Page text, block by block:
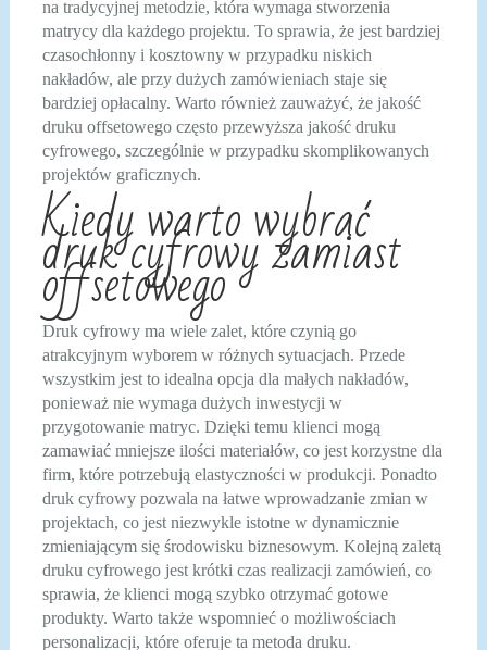
na tradycyjnej metodzie, która wymaga stworzenia
matrycy dla każdego projektu. To sprawia, że jest bardziej
czasochłonny i kosztowny w przypadku niskich
nakładów, ale przy dużych zamówieniach staje się
bardziej opłacalny. Warto również zauważyć, że jakość
druku offsetowego często przewyższa jakość druku
cyfrowego, szczególnie w przypadku skomplikowanych
projektów graficznych.
Kiedy warto wybrać
druk cyfrowy zamiast
offsetowego
Druk cyfrowy ma wiele zalet, które czynią go
atrakcyjnym wyborem w różnych sytuacjach. Przede
wszystkim jest to idealna opcja dla małych nakładów,
ponieważ nie wymaga dużych inwestycji w
przygotowanie matryc. Dzięki temu klienci mogą
zamawiać mniejsze ilości materiałów, co jest korzystne dla
firm, które potrzebują elastyczności w produkcji. Ponadto
druk cyfrowy pozwala na łatwe wprowadzanie zmian w
projektach, co jest niezwykle istotne w dynamicznie
zmieniającym się środowisku biznesowym. Kolejną zaletą
druku cyfrowego jest krótki czas realizacji zamówień, co
sprawia, że klienci mogą szybko otrzymać gotowe
produkty. Warto także wspomnieć o możliwościach
personalizacji, które oferuje ta metoda druku.